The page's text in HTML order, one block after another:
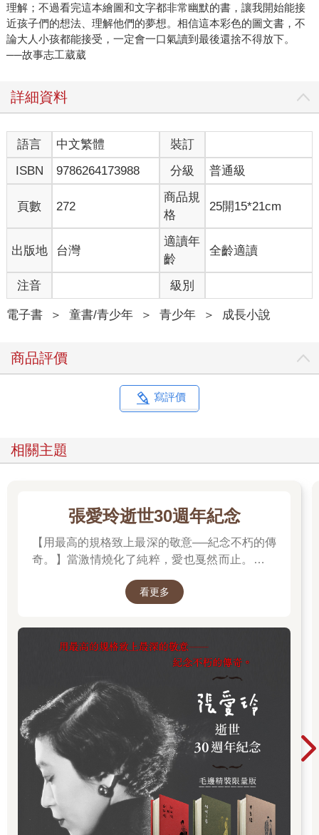
理解；不過看完這本繪圖和文字都非常幽默的書，讓我開始能接
近孩子們的想法、理解他們的夢想。相信這本彩色的圖文書，不
論大人小孩都能接受，一定會一口氣讀到最後還捨不得放下。
──故事志工葳葳
詳細資料
語言 中文繁體
裝訂
ISBN
9786264173988 分級 普通級
頁數 272
商品規
格
25開15*21cm
出版地 台灣
適讀年
齡
全齡適讀
注音 級別
電子書 ＞ 童書/青少年 ＞ 青少年 ＞ 成長小說
商品評價
寫評價
相關主題
張愛玲逝世30週年紀念
【用最高的規格致上最深的敬意──紀念不朽的傳
奇。】當激情燒化了純粹，愛也戛然而止。透視
看更多